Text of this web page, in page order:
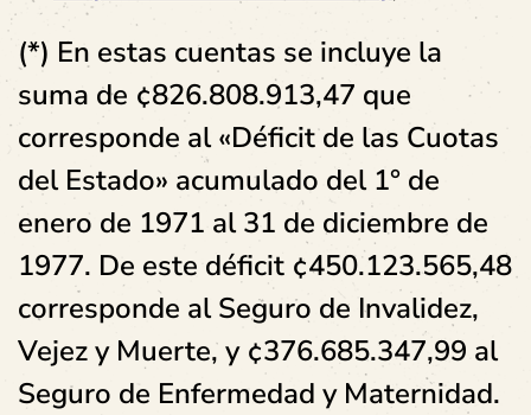
(*) En estas cuentas se incluye la
suma de ¢826.808.913,47 que
corresponde al «Déficit de las Cuotas
del Estado» acumulado del 1° de
enero de 1971 al 31 de diciembre de
1977. De este déficit ¢450.123.565,48
corresponde al Seguro de Invalidez,
Vejez y Muerte, y ¢376.685.347,99 al
Seguro de Enfermedad y Maternidad.